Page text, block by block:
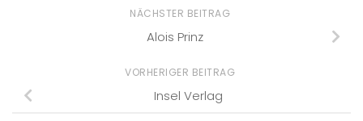
NÄCHSTER BEITRAG
Alois Prinz
VORHERIGER BEITRAG
Insel Verlag